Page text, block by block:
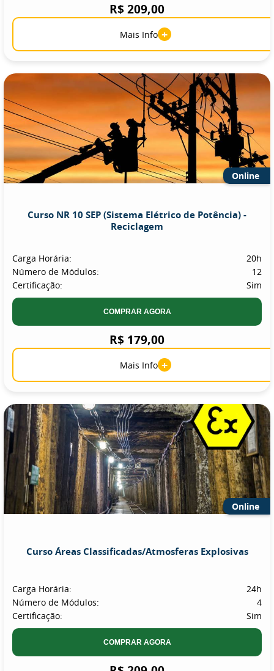
R$ 209,00
Mais Info +
Online
Curso NR 10 SEP (Sistema Elétrico de Potência) -
Reciclagem
Carga Horária:
20h
Número de Módulos:
12
Certificação:
Sim
COMPRAR AGORA
R$ 179,00
Mais Info +
Online
Curso Áreas Classificadas/Atmosferas Explosivas
Carga Horária:
24h
Número de Módulos:
4
Certificação:
Sim
COMPRAR AGORA